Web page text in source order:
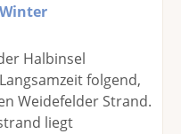
Halbinsel
folgend,
Weidefelder Strand.
liegt